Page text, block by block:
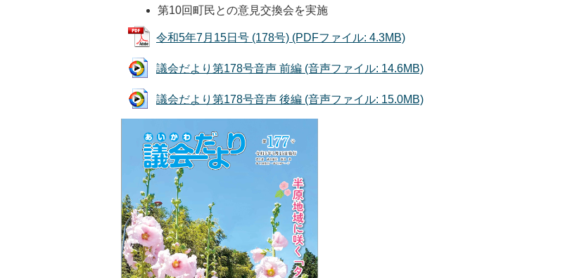
第10回町民との意見交換会を実施
令和5年7月15日号 (178号) (PDFファイル: 4.3MB)
議会だより第178号音声 前編 (音声ファイル: 14.6MB)
議会だより第178号音声 後編 (音声ファイル: 15.0MB)